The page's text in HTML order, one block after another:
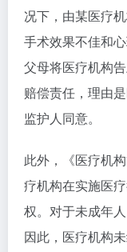
况下，由某医疗
手术效果不佳和
父母将医疗机构
赔偿责任，理由
监护人同意。
此外，《医疗机
疗机构在实施医
权。对于未成年
因此，医疗机构